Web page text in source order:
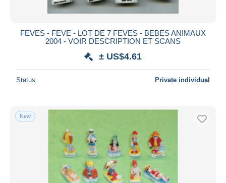
FEVES - FEVE - LOT DE 7 FEVES - BEBES ANIMAUX
2004 - VOIR DESCRIPTION ET SCANS
± US$4.61
Status Private individual
New